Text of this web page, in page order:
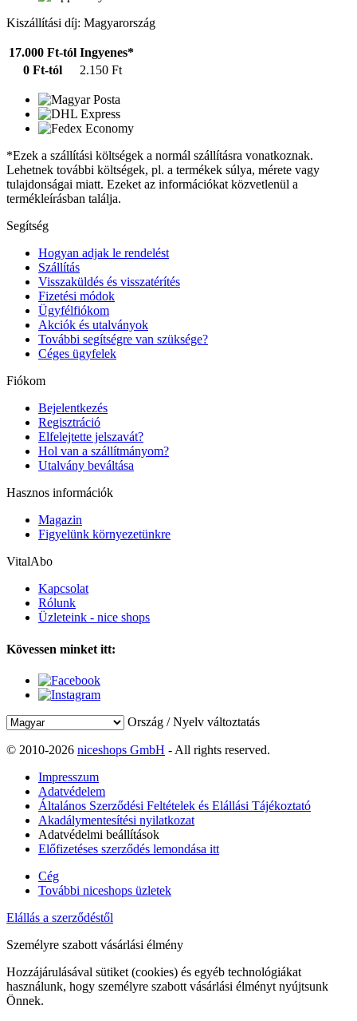
Kiszállítási díj: Magyarország
17.000 Ft-tól Ingyenes*
0 Ft-tól
2.150 Ft
*Ezek a szállítási költségek a normál szállításra vonatkoznak.
Lehetnek további költségek, pl. a termékek súlya, mérete vagy
tulajdonságai miatt. Ezeket az információkat közvetlenül a
termékleírásban találja.
Segítség
Hogyan adjak le rendelést
Szállítás
Visszaküldés és visszatérítés
Fizetési módok
Ügyfélfiókom
Akciók és utalványok
További segítségre van szüksége?
Céges ügyfelek
Fiókom
Bejelentkezés
Regisztráció
Elfelejtette jelszavát?
Hol van a szállítmányom?
Utalvány beváltása
Hasznos információk
Magazin
Figyelünk környezetünkre
VitalAbo
Kapcsolat
Rólunk
Üzleteink - nice shops
Kövessen minket itt:
Ország / Nyelv változtatás
© 2010-2026 niceshops GmbH - All rights reserved.
Impresszum
Adatvédelem
Általános Szerződési Feltételek és Elállási Tájékoztató
Akadálymentesítési nyilatkozat
Adatvédelmi beállítások
Előfizetéses szerződés lemondása itt
Cég
További niceshops üzletek
Elállás a szerződéstől
Személyre szabott vásárlási élmény
Hozzájárulásával sütiket (cookies) és egyéb technológiákat
használunk, hogy személyre szabott vásárlási élményt nyújtsunk
Önnek.